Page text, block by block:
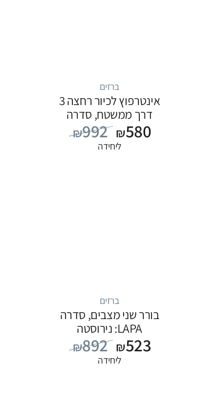
ברזים
אינטרפוץ לכיור רחצה 3
דרך ממשטח, סדרה
FLOW: שחור
₪992 ₪580
ליחידה
ברזים
בורר שני מצבים, סדרה
LAPA: נירוסטה
₪892 ₪523
ליחידה